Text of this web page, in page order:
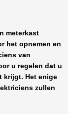
meterkast
het opnemen en
van
u regelen dat u
krijgt. Het enige
zullen